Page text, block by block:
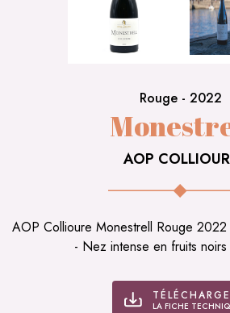
Rouge - 2022
AOP
AOP Collioure Monestrell Rouge
- Nez intense en fruits
LA FICHE